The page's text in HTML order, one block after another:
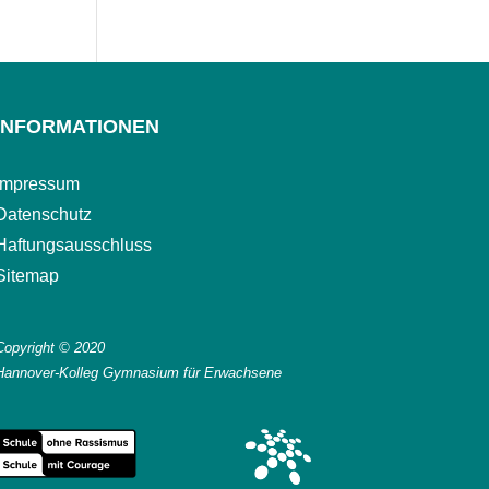
Impressum
© 2020
Kolleg Gymnasium für Erwachsene